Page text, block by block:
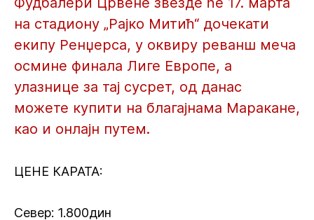
на стадиону „Рајко Митић“ дочекати
екипу Ренџерса, у оквиру реванш меча
осмине финала Лиге Европе, а
улазнице за тај сусрет, од данас
можете купити на благајнама Маракане,
као и онлајн путем.
ЦЕНЕ КАРАТА:
Север: 1.800дин